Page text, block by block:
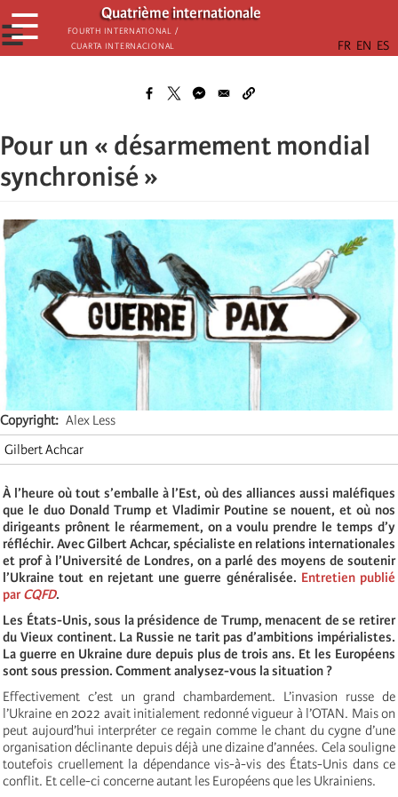
Skip
to
main
Quatrième internationale
Fourth International /
Cuarta Internacional
☰
☰
Pour un « désarmement mondial
synchronisé »
Copyright
Alex Less
Gilbert Achcar
À l’heure où tout s’emballe à l’Est, où des alliances aussi maléfiques
que le duo Donald Trump et Vladimir Poutine se nouent, et où nos
dirigeants prônent le réarmement, on a voulu prendre le temps d’y
réfléchir. Avec Gilbert Achcar, spécialiste en relations internationales
et prof à l’Université de Londres, on a parlé des moyens de soutenir
l’Ukraine tout en rejetant une guerre généralisée. Entretien publié
parCQFD.
Les États-Unis, sous la présidence de Trump, menacent de se retirer
du Vieux continent. La Russie ne tarit pas d’ambitions impérialistes.
La guerre en Ukraine dure depuis plus de trois ans. Et les Européens
sont sous pression. Comment analysez-vous la situation ?
Effectivement c’est un grand chambardement. L’invasion russe de
l’Ukraine en 2022 avait initialement redonné vigueur à l’OTAN. Mais on
peut aujourd’hui interpréter ce regain comme le chant du cygne d’une
organisation déclinante depuis déjà une dizaine d’années. Cela souligne
toutefois cruellement la dépendance vis-à-vis des États-Unis dans ce
conflit. Et celle-ci concerne autant les Européens que les Ukrainiens.